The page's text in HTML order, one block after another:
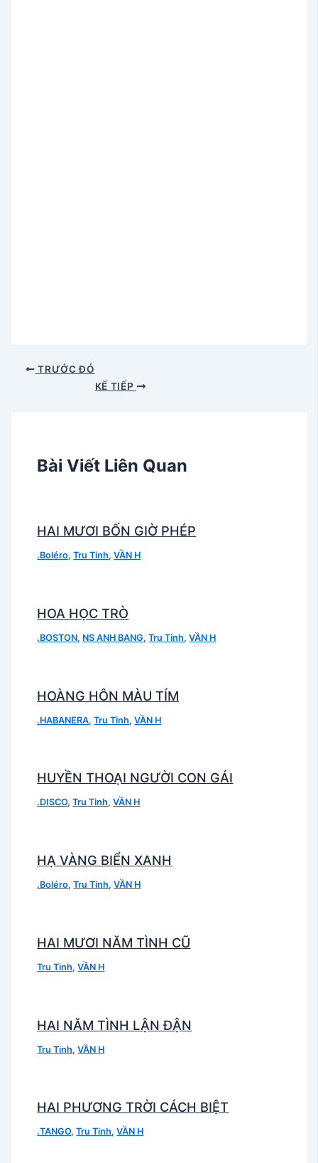
TRƯỚC ĐÓ
KẾ TIẾP
Bài Viết Liên Quan
HAI MƯƠI BỐN GIỜ PHÉP
.Boléro,Tru Tinh,VẦN H
HOA HỌC TRÒ
.BOSTON, NS ANH BANG,Tru Tinh,VẦN H
HOÀNG HÔN MÀU TÍM
.HABANERA,Tru Tinh,VẦN H
HUYỀN THOẠI NGƯỜI CON GÁI
.DISCO,Tru Tinh,VẦN H
HẠ VÀNG BIỂN XANH
.Boléro,Tru Tinh,VẦN H
HAI MƯƠI NĂM TÌNH CŨ
Tru Tinh,VẦN H
HAI NĂM TÌNH LẬN ĐẬN
Tru Tinh,VẦN H
HAI PHƯƠNG TRỜI CÁCH BIỆT
.TANGO,Tru Tinh,VẦN H